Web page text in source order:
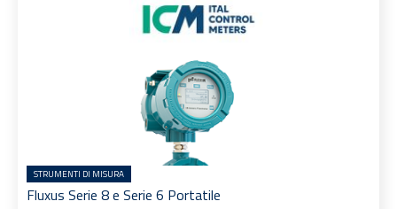
STRUMENTI DI MISURA
Fluxus Serie 8 e Serie 6 Portatile